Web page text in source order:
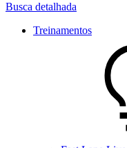
Busca detalhada
Treinamentos